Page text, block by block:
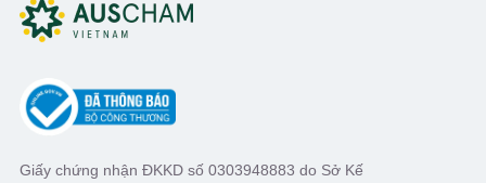
Giấy chứng nhận ĐKKD số 0303948883 do Sở Kế